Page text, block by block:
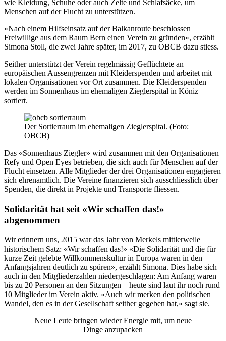
wie Kleidung, Schuhe oder auch Zelte und Schlafsäcke, um
Menschen auf der Flucht zu unterstützen.
«Nach einem Hilfseinsatz auf der Balkanroute beschlossen
Freiwillige aus dem Raum Bern einen Verein zu gründen», erzählt
Simona Stoll, die zwei Jahre später, im 2017, zu OBCB dazu stiess.
Seither unterstützt der Verein regelmässig Geflüchtete an
europäischen Aussengrenzen mit Kleiderspenden und arbeitet mit
lokalen Organisationen vor Ort zusammen. Die Kleiderspenden
werden im Sonnenhaus im ehemaligen Zieglerspital in Köniz
sortiert.
Der Sortierraum im ehemaligen Zieglerspital. (Foto:
OBCB)
Das «Sonnenhaus Ziegler» wird zusammen mit den Organisationen
Refy und Open Eyes betrieben, die sich auch für Menschen auf der
Flucht einsetzen. Alle Mitglieder der drei Organisationen engagieren
sich ehrenamtlich. Die Vereine finanzieren sich ausschliesslich über
Spenden, die direkt in Projekte und Transporte fliessen.
Solidarität hat seit «Wir schaffen das!»
abgenommen
Wir erinnern uns, 2015 war das Jahr von Merkels mittlerweile
historischem Satz: «Wir schaffen das!» «Die Solidarität und die für
kurze Zeit gelebte Willkommenskultur in Europa waren in den
Anfangsjahren deutlich zu spüren», erzählt Simona. Dies habe sich
auch in den Mitgliederzahlen niedergeschlagen: Am Anfang waren
bis zu 20 Personen an den Sitzungen – heute sind laut ihr noch rund
10 Mitglieder im Verein aktiv. «Auch wir merken den politischen
Wandel, den es in der Gesellschaft seither gegeben hat,» sagt sie.
Neue Leute bringen wieder Energie mit, um neue
Dinge anzupacken